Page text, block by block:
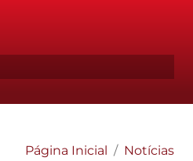
Página Inicial
Notícias